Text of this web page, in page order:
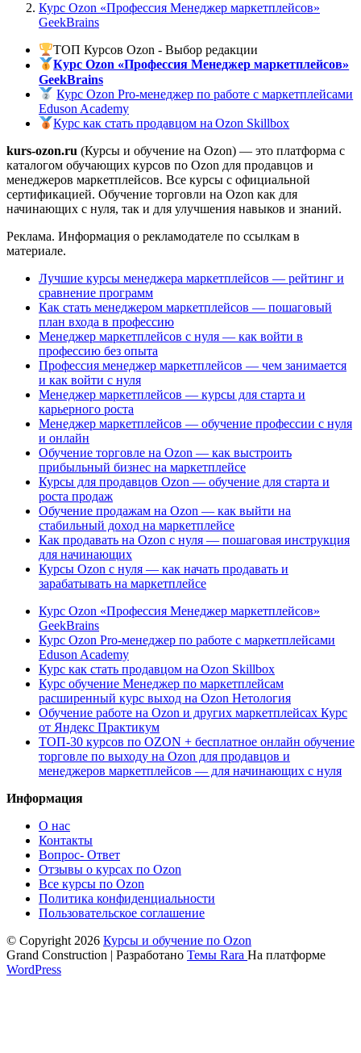
Курс Ozon «Профессия Менеджер маркетплейсов»
GeekBrains
ТОП Курсов Ozon - Выбор редакции
Курс Ozon «Профессия Менеджер маркетплейсов»
GeekBrains
Курс Ozon Pro-менеджер по работе с маркетплейсами
Eduson Academy
Курс как стать продавцом на Ozon Skillbox
kurs-ozon.ru (Курсы и обучение на Ozon) — это платформа c
каталогом обучающих курсов по Ozon для продавцов и
менеджеров маркетплейсов. Все курсы с официальной
сертификацией. Обучение торговли на Ozon как для
начинающих с нуля, так и для улучшения навыков и знаний.
Реклама. Информация о рекламодателе по ссылкам в
материале.
Лучшие курсы менеджера маркетплейсов — рейтинг и
сравнение программ
Как стать менеджером маркетплейсов — пошаговый
план входа в профессию
Менеджер маркетплейсов с нуля — как войти в
профессию без опыта
Профессия менеджер маркетплейсов — чем занимается
и как войти с нуля
Менеджер маркетплейсов — курсы для старта и
карьерного роста
Менеджер маркетплейсов — обучение профессии с нуля
и онлайн
Обучение торговле на Ozon — как выстроить
прибыльный бизнес на маркетплейсе
Курсы для продавцов Ozon — обучение для старта и
роста продаж
Обучение продажам на Ozon — как выйти на
стабильный доход на маркетплейсе
Как продавать на Ozon с нуля — пошаговая инструкция
для начинающих
Курсы Ozon с нуля — как начать продавать и
зарабатывать на маркетплейсе
Курс Ozon «Профессия Менеджер маркетплейсов»
GeekBrains
Курс Ozon Pro-менеджер по работе с маркетплейсами
Eduson Academy
Курс как стать продавцом на Ozon Skillbox
Курс обучение Менеджер по маркетплейсам
расширенный курс выход на Ozon Нетология
Обучение работе на Ozon и других маркетплейсах Курс
от Яндекс Практикум
ТОП-30 курсов по OZON + бесплатное онлайн обучение
торговле по выходу на Ozon для продавцов и
менеджеров маркетплейсов — для начинающих с нуля
Информация
О нас
Контакты
Вопрос- Ответ
Отзывы о курсах по Ozon
Все курсы по Ozon
Политика конфиденциальности
Пользовательское соглашение
© Copyright 2026 Курсы и обучение по Ozon
Grand Construction | Разработано Темы Rara На платформе
WordPress